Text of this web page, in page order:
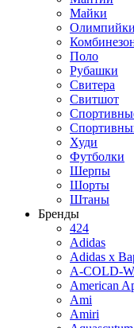
Майки
Олимпийки
Поло
Рубашки
Свитера
Свитшот
Худи
Футболки
Шерпы
Шорты
Штаны
Бренды
424
Adidas
Adidas x
A-COLD-
American
Ami
Amiri